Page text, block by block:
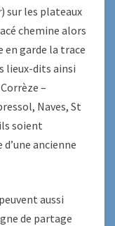
) sur les plateaux
chemine alors
en garde la trace
lieux-dits ainsi
–
Naves, St
soient
ancienne
aussi
de partage